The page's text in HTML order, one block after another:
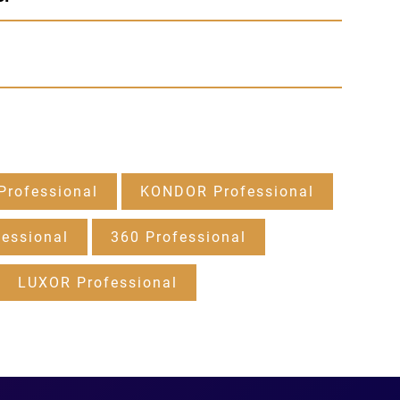
KONDOR Professional
360 Professional
LUXOR Professional